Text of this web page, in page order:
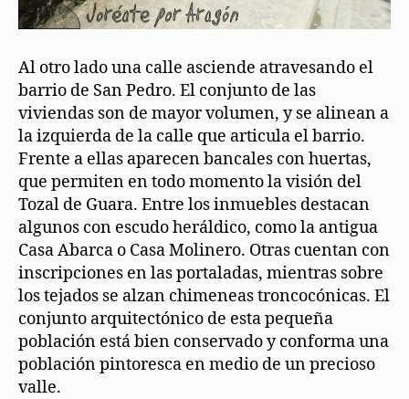
Al otro lado una calle asciende atravesando el
barrio de San Pedro. El conjunto de las
viviendas son de mayor volumen, y se alinean a
la izquierda de la calle que articula el barrio.
Frente a ellas aparecen bancales con huertas,
que permiten en todo momento la visión del
Tozal de Guara. Entre los inmuebles destacan
algunos con escudo heráldico, como la antigua
Casa Abarca o Casa Molinero. Otras cuentan con
inscripciones en las portaladas, mientras sobre
los tejados se alzan chimeneas troncocónicas. El
conjunto arquitectónico de esta pequeña
población está bien conservado y conforma una
población pintoresca en medio de un precioso
valle.